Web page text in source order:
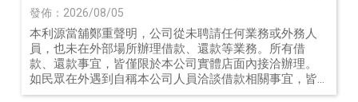
款遇到陌生人接洽該怎麼辦？如何避免當
舖借款詐騙？
發佈：2026/08/05
本利源當舖鄭重聲明，公司從未聘請任何業務或外務人
員，也未在外部場所辦理借款、還款等業務。所有借
款、還款事宜，皆僅限於本公司實體店面內接洽辦理。
如民眾在外遇到自稱本公司人員洽談借款相關事宜，皆
與本公司無